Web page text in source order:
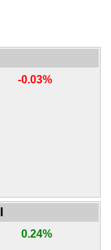
-0.03%
0.24%